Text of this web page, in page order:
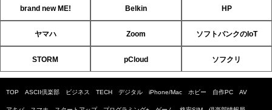
brand new ME! Belkin HP
ヤマハ Zoom ソフトバンクのIoT
STORM pCloud ソフクリ
TOP ASCII倶楽部 ビジネス TECH デジタル iPhone/Mac ホビー 自作PC AV